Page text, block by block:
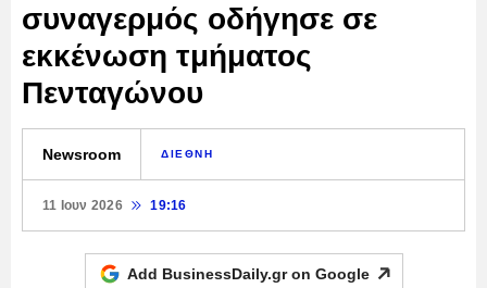
συναγερμός οδήγησε σε
εκκένωση τμήματος
Πενταγώνου
Newsroom ΔΙΕΘΝΗ
11 Ιουν 2026 19:16
Add BusinessDaily.gr on Google